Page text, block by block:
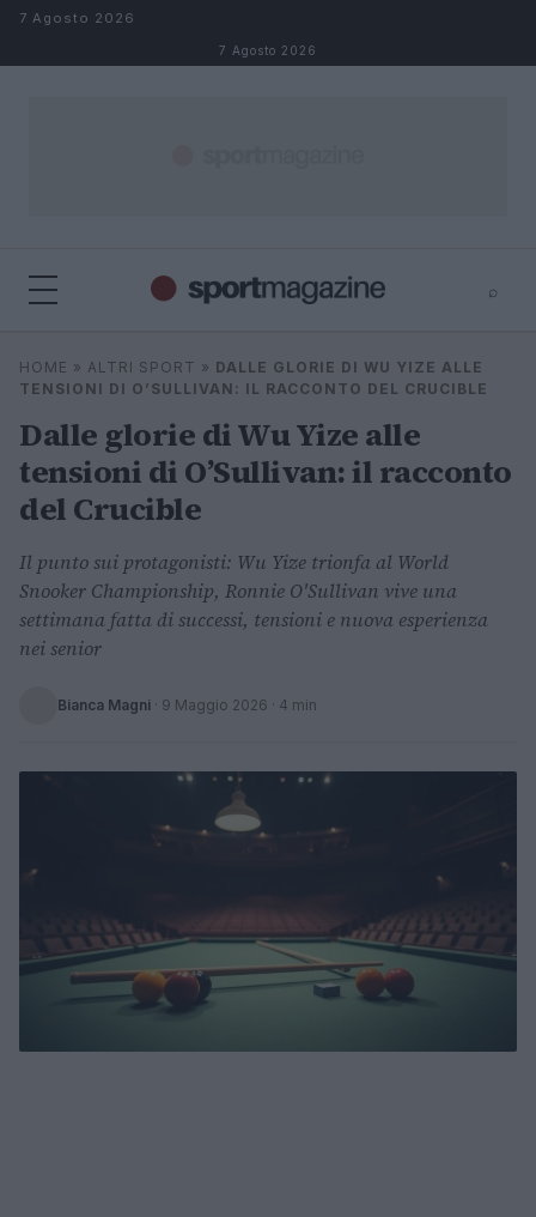
Salta al contenuto
7 Agosto 2026
7 Agosto 2026
⌕
Cerca
⌕
HOME » ALTRI SPORT » DALLE GLORIE DI WU YIZE ALLE
TENSIONI DI O’SULLIVAN: IL RACCONTO DEL CRUCIBLE
Dalle glorie di Wu Yize alle
tensioni di O’Sullivan: il racconto
del Crucible
Il punto sui protagonisti: Wu Yize trionfa al World
Snooker Championship, Ronnie O'Sullivan vive una
settimana fatta di successi, tensioni e nuova esperienza
nei senior
Bianca Magni · 9 Maggio 2026 · 4 min